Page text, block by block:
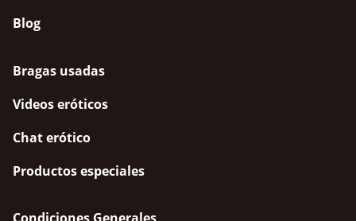
Blog
Bragas usadas
Videos eróticos
Chat erótico
Productos especiales